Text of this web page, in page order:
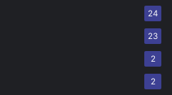
24
23
2
2